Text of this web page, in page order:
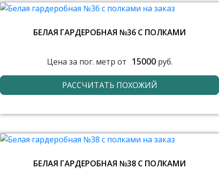
БЕЛАЯ ГАРДЕРОБНАЯ №36 С ПОЛКАМИ
Цена за пог. метр от 15000руб.
РАССЧИТАТЬ ПОХОЖИЙ
БЕЛАЯ ГАРДЕРОБНАЯ №38 С ПОЛКАМИ